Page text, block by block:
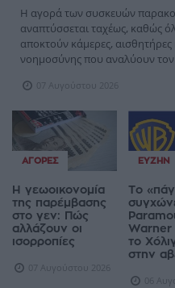
Η αγορά των συσκευών
αναπτύσσεται ταχέως, καθώς
αποκτούν κάμερες,
νοημοσύνης που αναλύουν τον
07 Αυγούστου 2026
ΑΓΟΡΈΣ
Η γεωοικονομία
της παρέμβασης
στο γεν: Πώς
αλλάζουν οι
ισορροπίες
07 Αυγούστου 2026
ΕΥΖΗΝ
Το
Warner
το
στην
06